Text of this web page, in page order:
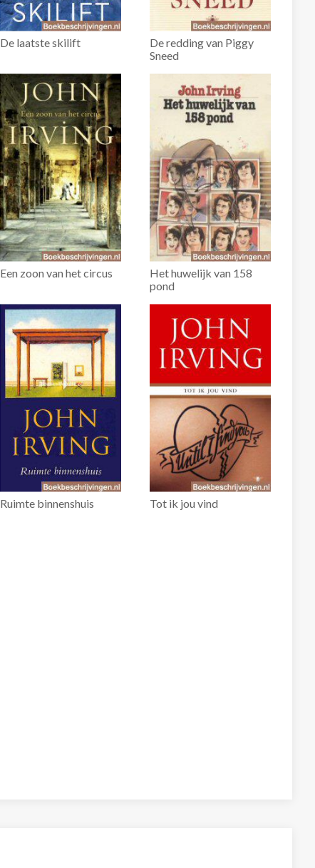
De laatste skilift
De redding van Piggy
Sneed
Een zoon van het circus
Het huwelijk van 158
pond
Ruimte binnenshuis Tot ik jou vind